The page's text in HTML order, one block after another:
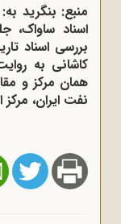
منبع: بنگرید
بررسی اسناد
همان مرکز و
نفت ایران، مرکز